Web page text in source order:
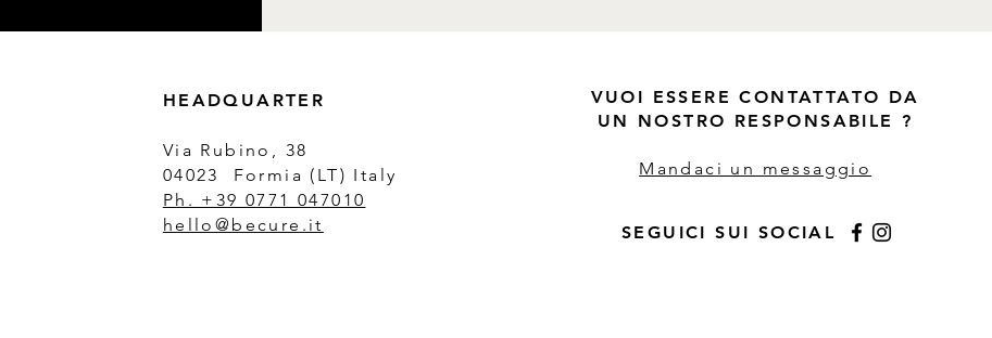
HEADQUARTER
Via Rubino, 38
04023 Formia (LT) Italy
Ph. +39 0771 047010
hello@becure.it
VUOI ESSERE CONTATTATO DA
UN NOSTRO RESPONSABILE ?
Mandaci un messaggio
SEGUICI SUI SOCIAL